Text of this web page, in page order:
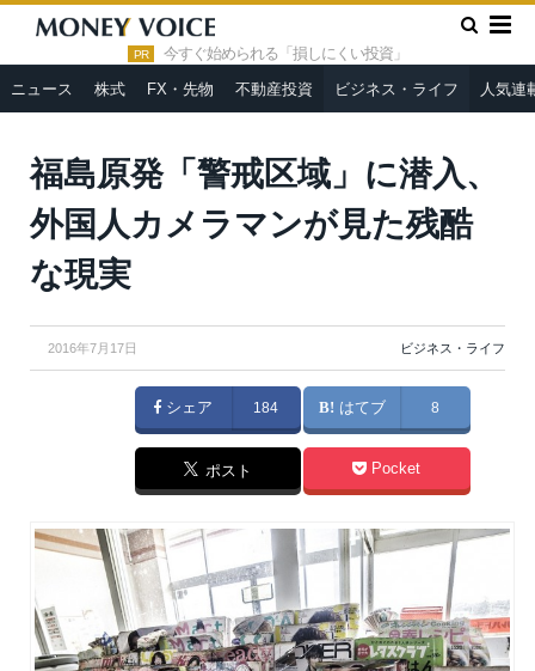
PR 今すぐ始められる「損しにくい投資」
ニュース 株式 FX・先物 不動産投資 ビジネス・ライフ 人気連
HOME » ビジネス・ライフ
福島原発「警戒区域」に潜入、外
国人カメラマンが見た残酷な現実
FromDailyMail
福島原発「警戒区域」に潜入、
外国人カメラマンが見た残酷
な現実
2016年7月17日 ビジネス・ライフ
シェア 184 はてブ 8
ポスト Pocket